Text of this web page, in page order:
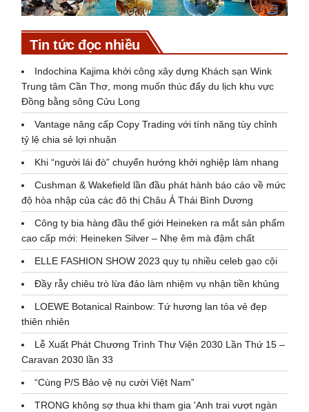
Tin tức đọc nhiều
Indochina Kajima khởi công xây dựng Khách sạn Wink
Trung tâm Cần Thơ, mong muốn thúc đẩy du lịch khu vực
Đồng bằng sông Cửu Long
Vantage nâng cấp Copy Trading với tính năng tùy chỉnh
tỷ lệ chia sẻ lợi nhuận
Khi “người lái đò” chuyển hướng khởi nghiệp làm nhang
Cushman & Wakefield lần đầu phát hành báo cáo về mức
độ hòa nhập của các đô thị Châu Á Thái Bình Dương
Công ty bia hàng đầu thế giới Heineken ra mắt sản phẩm
cao cấp mới: Heineken Silver – Nhẹ êm mà đậm chất
ELLE FASHION SHOW 2023 quy tụ nhiều celeb gạo cội
Đầy rẫy chiêu trò lừa đảo làm nhiệm vụ nhận tiền khủng
LOEWE Botanical Rainbow: Tứ hương lan tỏa vẻ đẹp
thiên nhiên
Lễ Xuất Phát Chương Trình Thư Viện 2030 Lần Thứ 15 –
Caravan 2030 lần 33
“Cùng P/S Bảo vệ nụ cười Việt Nam”
TRONG không sợ thua khi tham gia 'Anh trai vượt ngàn